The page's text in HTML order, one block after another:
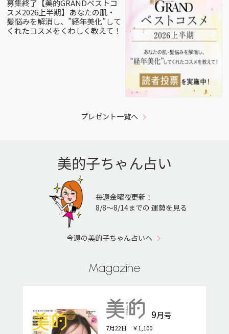
募集終了【美的GRANDベストコ
スメ2026上半期】あなたの肌・
髪悩みを解消し、”経年美化”して
くれたコスメをくわしく教えて！
プレゼント一覧へ
美的子ちゃん占い
毎週金曜夜更新！
8/8〜8/14までの 運勢を見る
今週の美的子ちゃん占いへ
Magazine
9月号
7月22日 ￥1,100